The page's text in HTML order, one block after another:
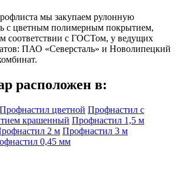
мы закупаем рулонную
с цветным полимерным покрытием,
соответствии с ГОСТом, у ведущих
ПАО «Северсталь» и Новолипецкий
расположен в:
Профнастил цветной Профнастил с
крашенный Профнастил 1,5 м
2 м Профнастил 3 м
0,45 мм